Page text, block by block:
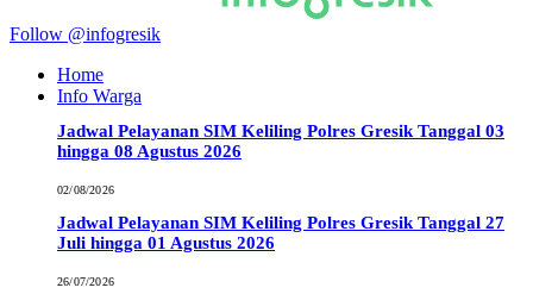
Follow @infogresik
Home
Info Warga
Jadwal Pelayanan SIM Keliling Polres Gresik Tanggal 03
hingga 08 Agustus 2026
02/08/2026
Jadwal Pelayanan SIM Keliling Polres Gresik Tanggal 27
Juli hingga 01 Agustus 2026
26/07/2026